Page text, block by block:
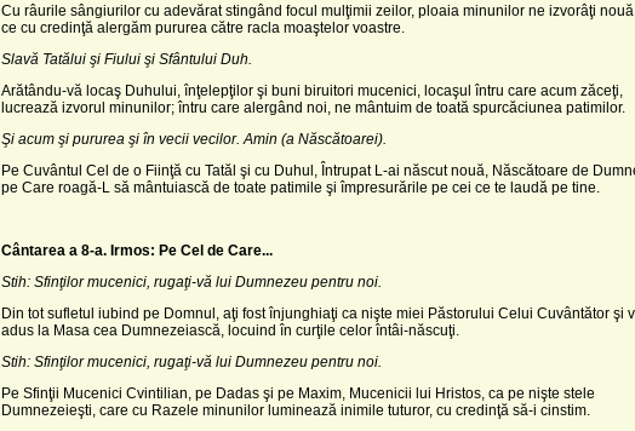
Cu râurile sângiurilor cu adevărat stingând focul mulţimii zeilor, ploaia minunilor ne izvorâţi
ce cu credinţă aler­găm pururea către racla moaş­telor voastre.
Slavă Tatălui şi Fiului şi Sfântului Duh.
Arătându-vă locaş Duhului, înţelepţilor şi buni biruitori mucenici, locaşul întru care acum zăceţi,
lucrează izvorul minunilor; întru care alergând noi, ne mântuim de toată spurcăciunea patimilor.
Şi acum şi pururea şi în vecii vecilor. Amin (a Născătoarei).
Pe Cuvântul Cel de o Fiinţă cu Tatăl şi cu Duhul, Întrupat L-ai născut nouă, Născătoare de
pe Care roagă-L să mântuiască de toate patimile şi împresurările pe cei ce te laudă pe tine.
Cântarea a 8-a. Irmos: Pe Cel de Care...
Stih: Sfinţilor mucenici, rugaţi-vă lui Dumnezeu pentru noi.
Din tot sufletul iubind pe Domnul, aţi fost înjunghiaţi ca nişte miei Păstorului Celui Cuvântător şi
adus la Masa cea Dumnezeiască, locuind în curţile celor întâi-născuţi.
Stih: Sfinţilor mucenici, rugaţi-vă lui Dumnezeu pentru noi.
Pe Sfinţii Mucenici Cvintilian, pe Dadas şi pe Maxim, Mucenicii lui Hristos, ca pe nişte stele
Dumnezeieşti, care cu Razele minunilor luminează inimile tuturor, cu credinţă să-i cinstim.